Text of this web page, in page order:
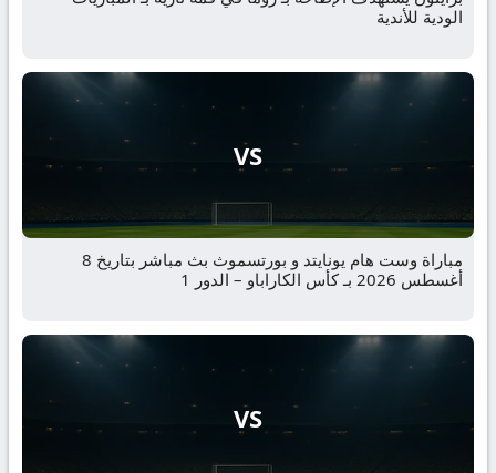
الودية للأندية
VS
مباراة وست هام يونايتد و بورتسموث بث مباشر بتاريخ 8
أغسطس 2026 بـ كأس الكاراباو – الدور 1
VS